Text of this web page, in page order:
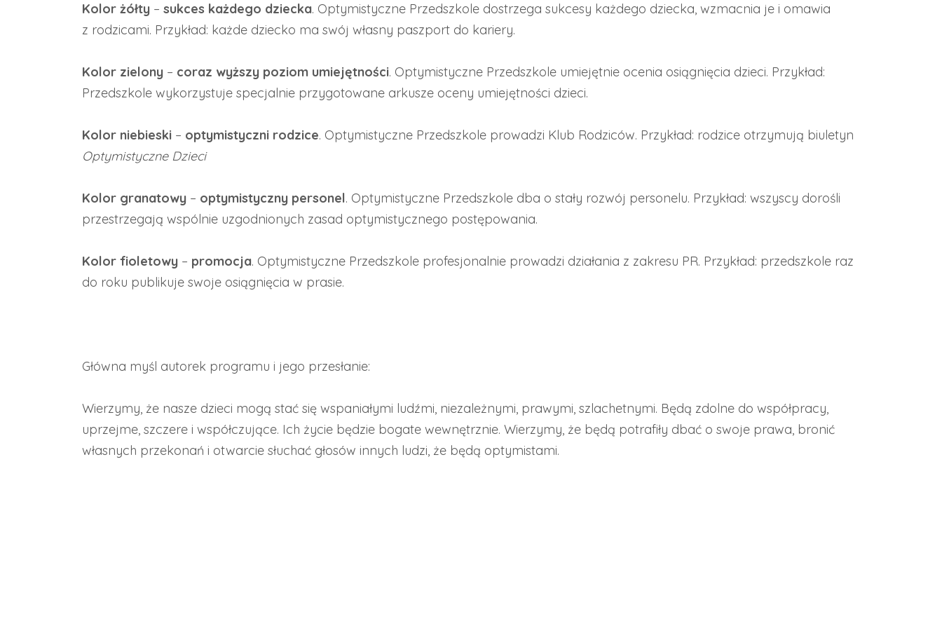
Kolor żółty – sukces każdego dziecka. Optymistyczne Przedszkole dostrzega sukcesy każdego dziecka, wzmacnia je i omawia
z rodzicami. Przykład: każde dziecko ma swój własny paszport do kariery.
Kolor zielony – coraz wyższy poziom umiejętności. Optymistyczne Przedszkole umiejętnie ocenia osiągnięcia dzieci. Przykład:
Przedszkole wykorzystuje specjalnie przygotowane arkusze oceny umiejętności dzieci.
Kolor niebieski – optymistyczni rodzice. Optymistyczne Przedszkole prowadzi Klub Rodziców. Przykład: rodzice otrzymują biuletyn
Optymistyczne Dzieci
Kolor granatowy – optymistyczny personel. Optymistyczne Przedszkole dba o stały rozwój personelu. Przykład: wszyscy dorośli
przestrzegają wspólnie uzgodnionych zasad optymistycznego postępowania.
Kolor fioletowy – promocja. Optymistyczne Przedszkole profesjonalnie prowadzi działania z zakresu PR. Przykład: przedszkole raz
do roku publikuje swoje osiągnięcia w prasie.
Główna myśl autorek programu i jego przesłanie:
Wierzymy, że nasze dzieci mogą stać się wspaniałymi ludźmi, niezależnymi, prawymi, szlachetnymi. Będą zdolne do współpracy,
uprzejme, szczere i współczujące. Ich życie będzie bogate wewnętrznie. Wierzymy, że będą potrafiły dbać o swoje prawa, bronić
własnych przekonań i otwarcie słuchać głosów innych ludzi, że będą optymistami.